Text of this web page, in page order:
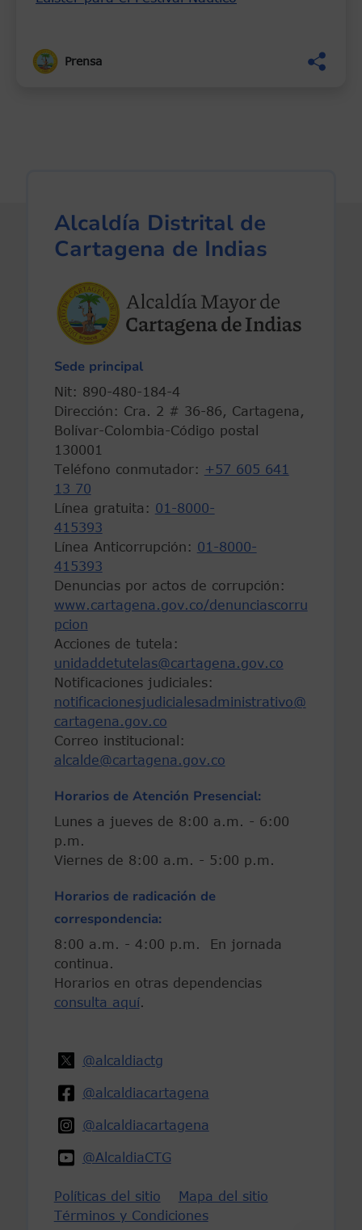
Prensa
Alcaldía Distrital de
Cartagena de Indias
Sede principal
Nit: 890-480-184-4
Dirección: Cra. 2 # 36-86, Cartagena,
Bolívar-Colombia-Código postal
130001
Teléfono conmutador: +57 605 641
13 70
Línea gratuita: 01-8000-
415393
Línea Anticorrupción: 01-8000-
415393
Denuncias por actos de corrupción:
www.cartagena.gov.co/denunciascorru
pcion
Acciones de tutela:
unidaddetutelas@cartagena.gov.co
Notificaciones judiciales:
notificacionesjudicialesadministrativo@
cartagena.gov.co
Correo institucional:
alcalde@cartagena.gov.co
Horarios de Atención Presencial:
Lunes a jueves de 8:00 a.m. - 6:00
p.m.
Viernes de 8:00 a.m. - 5:00 p.m.
Horarios de radicación de
correspondencia:
8:00 a.m. - 4:00 p.m. En jornada
continua.
Horarios en otras dependencias
consulta aquí.
@alcaldiactg
@alcaldiacartagena
@alcaldiacartagena
@AlcaldiaCTG
Políticas del sitio
Mapa del sitio
Términos y Condiciones